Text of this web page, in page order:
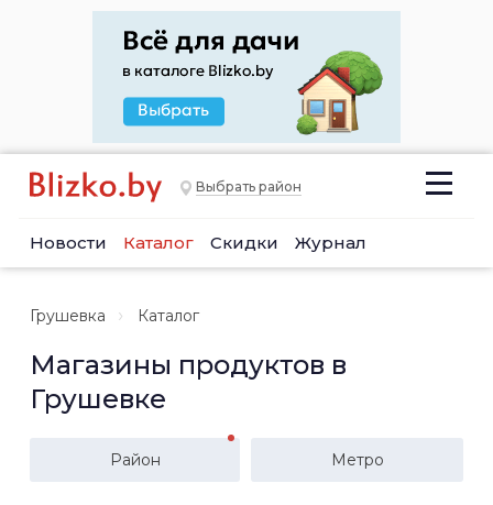
Выбрать район
Новости Каталог Скидки Журнал
Грушевка Каталог
Магазины продуктов в
Грушевке
Район Метро